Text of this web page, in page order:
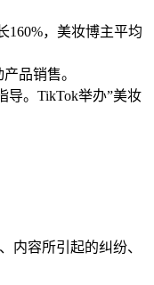
160%，美妆博主平均
品销售。
导。TikTok举办”美妆
内容所引起的纠纷、